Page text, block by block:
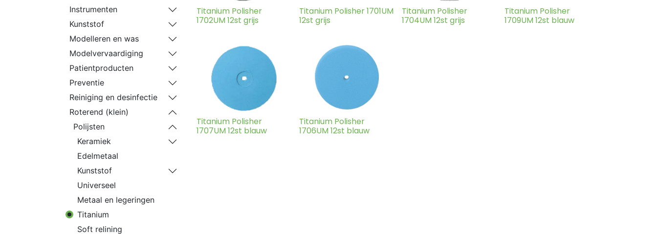
Instrumenten
Kunststof
Modelleren en was
Modelvervaardiging
Patientproducten
Preventie
Reiniging en desinfectie
Roterend (klein)
Polijsten
Keramiek
Edelmetaal
Kunststof
Universeel
Metaal en legeringen
Titanium
Soft relining
Titanium Polisher
1702UM 12st grijs
Titanium Polisher 1701UM
12st grijs
Titanium Polisher
1704UM 12st grijs
Titanium Polisher
1709UM 12st blauw
Titanium Polisher
1707UM 12st blauw
Titanium Polisher
1706UM 12st blauw